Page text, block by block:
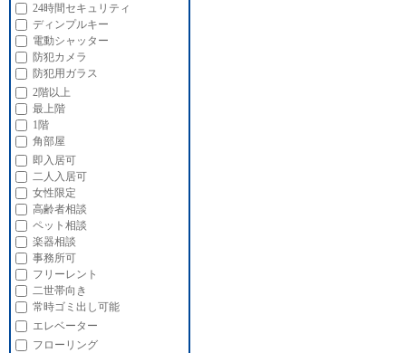
24時間セキュリティ
ディンプルキー
電動シャッター
防犯カメラ
防犯用ガラス
2階以上
最上階
1階
角部屋
即入居可
二人入居可
女性限定
高齢者相談
ペット相談
楽器相談
事務所可
フリーレント
二世帯向き
常時ゴミ出し可能
エレベーター
フローリング